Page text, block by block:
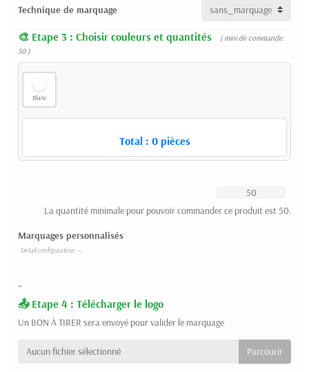
Technique de marquage
Etape 3 : Choisir couleurs et quantités
( mini de commande:
50 )
Blanc
Total : 0pièces
La quantité minimale pour pouvoir commander ce produit est 50.
Marquages personnalisés
-
Etape 4 : Télécharger le logo
Un BON À TIRER sera envoyé pour valider le marquage
Aucun fichier sélectionné